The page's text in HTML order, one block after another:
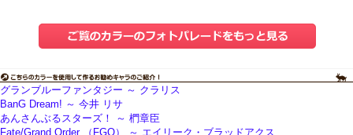
グランブルーファンタジー ～ クラリス
BanG Dream! ～ 今井 リサ
あんさんぶるスターズ！ ～ 椚章臣
Fate/Grand Order （FGO） ～ エイリーク・ブラッドアクス